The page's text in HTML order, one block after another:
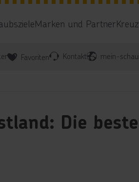
Marken und Partner
Favoriten Kontakt mein-
Die